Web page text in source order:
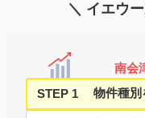
＼ イエウ
南会
STEP 1